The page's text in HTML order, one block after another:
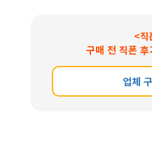
<직
구매 전 직폰
업체